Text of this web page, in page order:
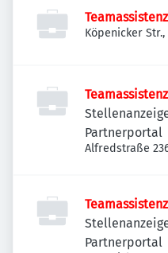
Köpenicker Str.,
Partnerportal
Alfredstraße
Partnerportal